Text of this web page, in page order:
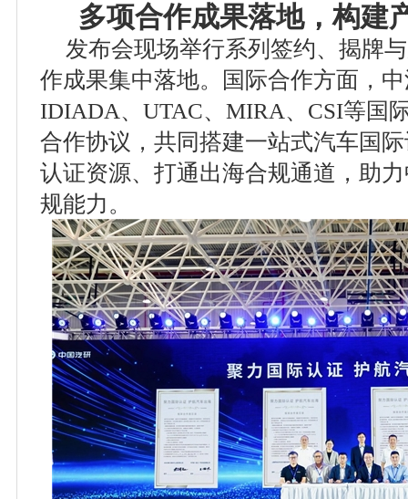
多项合作成果落地，构建
发布会现场举行系列签约、揭牌
作成果集中落地。国际合作方面，
IDIADA、UTAC、MIRA、CSI等国
合作协议，共同搭建一站式汽车国
认证资源、打通出海合规通道，助
规能力。